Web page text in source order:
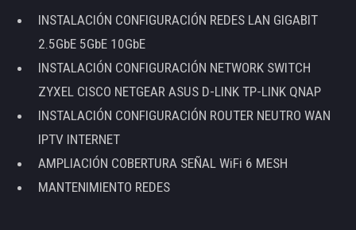
INSTALACIÓN CONFIGURACIÓN REDES LAN GIGABIT
2.5GbE 5GbE 10GbE
INSTALACIÓN CONFIGURACIÓN NETWORK SWITCH
ZYXEL CISCO NETGEAR ASUS D-LINK TP-LINK QNAP
INSTALACIÓN CONFIGURACIÓN ROUTER NEUTRO WAN
IPTV INTERNET
AMPLIACIÓN COBERTURA SEÑAL WiFi 6 MESH
MANTENIMIENTO REDES